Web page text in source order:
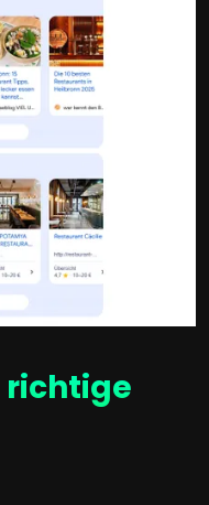
richtige